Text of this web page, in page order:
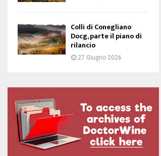
Colli di Conegliano
Docg, parte il piano di
rilancio
27 Giugno 2026